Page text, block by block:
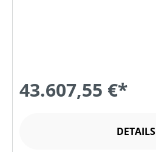
43.607,55 €*
DETAILS